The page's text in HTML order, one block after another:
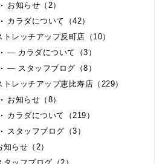
お知らせ（2）
カラダについて（42）
トレッチアップ反町店（10）
— カラダについて（3）
— スタッフブログ（8）
トレッチアップ恵比寿店（229）
お知らせ（8）
カラダについて（219）
スタッフブログ（3）
知らせ（2）